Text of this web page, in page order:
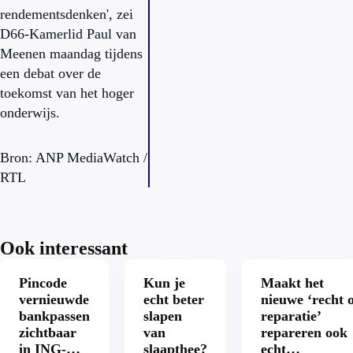
rendementsdenken', zei
D66-Kamerlid Paul van
Meenen maandag tijdens
een debat over de
toekomst van het hoger
onderwijs.
Bron: ANP MediaWatch /
RTL
Ook interessant
Pincode
vernieuwde
bankpassen
zichtbaar
in ING-
Kun je
echt beter
slapen
van
slaapthee?
Maakt het
nieuwe ‘recht
reparatie’
repareren ook
echt